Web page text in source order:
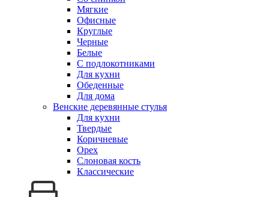
Мягкие
Офисные
Круглые
Черные
Белые
С подлокотниками
Для кухни
Обеденные
Для дома
Венские деревянные стулья
Для кухни
Твердые
Коричневые
Орех
Слоновая кость
Классические